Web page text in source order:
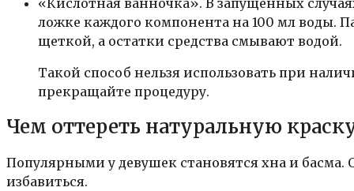
«Кислотная ванночка». В запущенных
ложке каждого компонента на 100 мл воды.
щеткой, а остатки средства смывают водой.
Такой способ нельзя использовать при
прекращайте процедуру.
Чем оттереть натуральную
Популярными у девушек становятся хна и басма.
избавиться.